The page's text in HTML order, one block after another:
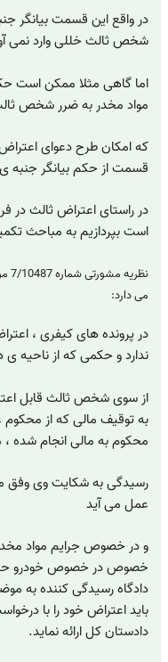
در واقع این قسمت بیانگر
شخص ثالث خللی وارد نمی
اما گاهی مثلا ممکن است
مواد مخدر به ضرر شخص
که امکان طرح دعوای
قسمت از حکم بیانگر
در راستای اعتراض ثالث
است بپردازیم به مباحث
می دارد:
در پرونده های کیفری ،
ندارد و حکمی که از ناحیه
از سوی شخص ثالث قابل
به توقیف مالی که از محکوم
محکوم به مالی انجام شده
عمل می آید
و در خصوص جرایم مواد
خصوص در خصوص خودرو
دادگاه رسیدگی کننده به
باید اعتراض خود را با
دادستان کل ارائه نماید.